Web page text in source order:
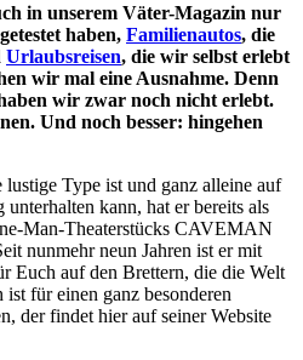
in unserem Väter-Magazin nur
haben, Familienautos, die
Urlaubsreisen, die wir selbst erlebt
wir mal eine Ausnahme. Denn
wir zwar noch nicht erlebt.
Und noch besser: hingehen
Type ist und ganz alleine auf
kann, hat er bereits als
Man-Theaterstücks CAVEMAN
nunmehr neun Jahren ist er mit
Euch auf den Brettern, die die Welt
für einen ganz besonderen
der findet hier auf seiner Website